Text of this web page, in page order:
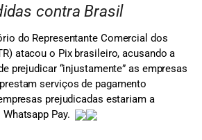
contra Brasil
do Representante Comercial dos
atacou o Pix brasileiro, acusando a
prejudicar “injustamente” as empresas
serviços de pagamento
prejudicadas estariam a
Pay.